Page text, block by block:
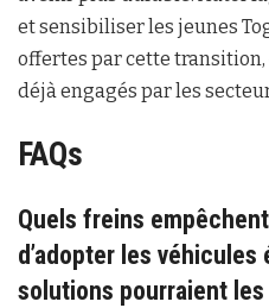
et sensibiliser les jeunes
offertes par cette
déjà engagés par les
FAQs
Quels freins
d’adopter les
solutions pourraient